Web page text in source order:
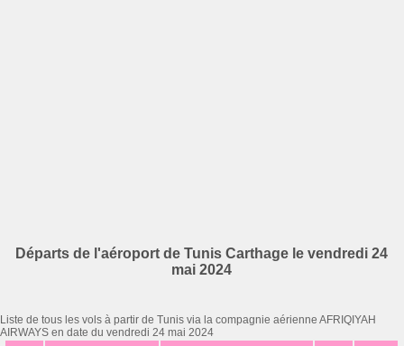
Départs de l'aéroport de Tunis Carthage le vendredi 24
mai 2024
Liste de tous les vols à partir de Tunis via la compagnie aérienne AFRIQIYAH
AIRWAYS en date du vendredi 24 mai 2024